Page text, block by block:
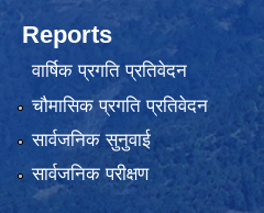
Reports
वार्षिक प्रगति प्रतिवेदन
चौमासिक प्रगति प्रतिवेदन
सार्वजनिक सुनुवाई
सार्वजनिक परीक्षण